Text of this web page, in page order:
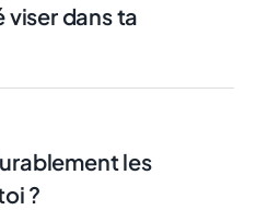
viser dans ta
les
?